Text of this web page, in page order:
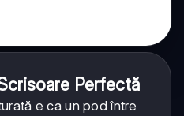
Perfectă
e ca un pod între